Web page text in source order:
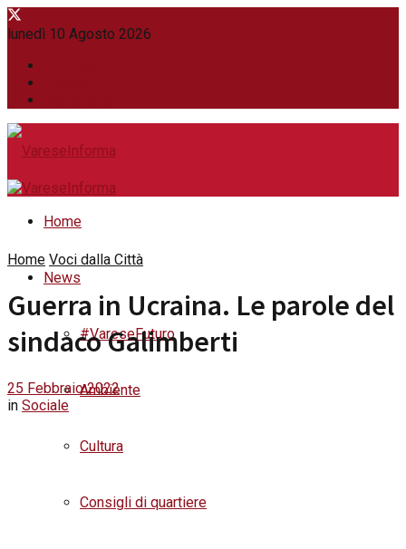
lunedì 10 Agosto 2026
Home
News
#VareseFuturo
Ambiente
Cultura
Consigli di quartiere
Home Voci dalla Città
Guerra in Ucraina. Le parole del
sindaco Galimberti
25 Febbraio 2022
in Sociale